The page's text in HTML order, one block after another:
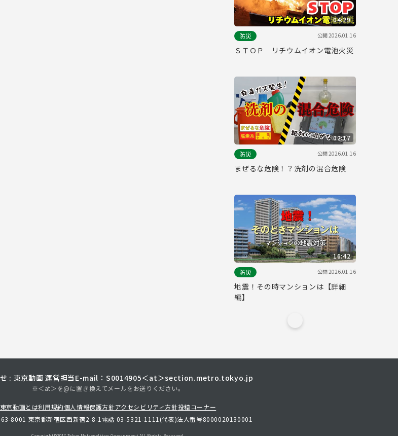
04:29
防災
公開2026.01.16
ＳＴＯＰ リチウムイオン電池火災
02:17
防災
公開2026.01.16
まぜるな危険！？洗剤の混合危険
16:42
防災
公開2026.01.16
地震！その時マンションは【詳細
編】
: 東京動画 運営担当 E-mail：S0014905＜at＞section.metro.tokyo.jp
※＜at＞を@に置き換えてメールをお送りください。
東京動画とは利用規約個人情報保護方針アクセシビリティ方針投稿コーナー
8001 東京都新宿区西新宿2-8-1 電話 03-5321-1111(代表)法人番号8000020130001